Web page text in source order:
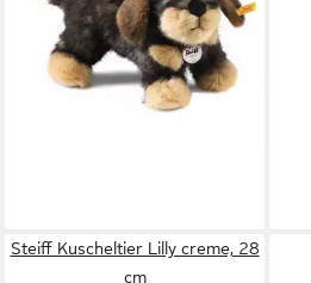
ab 90,31 €
lieferbar - in 2-3 Werktagen bei dir
Steiff Kuscheltier Lilly creme, 28
cm